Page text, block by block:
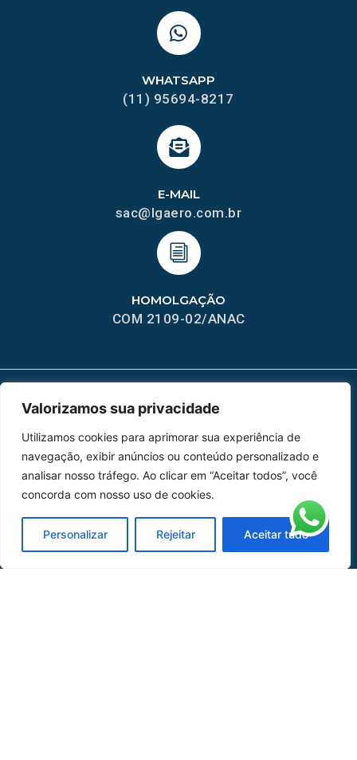
Valorizamos sua privacidade
Utilizamos cookies para aprimorar sua experiência de
navegação, exibir anúncios ou conteúdo personalizado e
analisar nosso tráfego. Ao clicar em “Aceitar todos”, você
concorda com nosso uso de cookies.
Personalizar Rejeitar Aceitar tudo
HOMOLGAÇÃO
COM 2109-02/ANAC
E-MAIL
sac@lgaero.com.br
WHATSAPP
(11) 95694-8217
MAPA DO SITE
Home Sobre Nós
Peças
Catálogo de Aplicações
Oficina de Mangueiras